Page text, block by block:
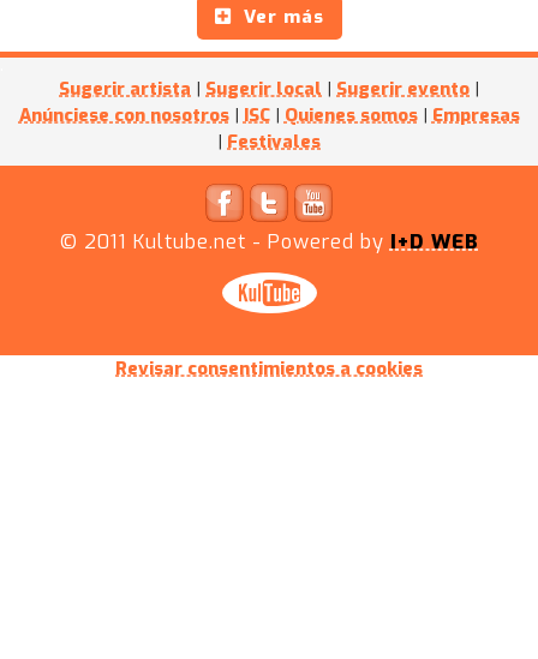
Ver más
Sugerir artista | Sugerir local | Sugerir evento |
Anúnciese con nosotros | ISC | Quienes somos | Empresas
| Festivales
© 2011 Kultube.net - Powered by I+D WEB
Revisar consentimientos a cookies